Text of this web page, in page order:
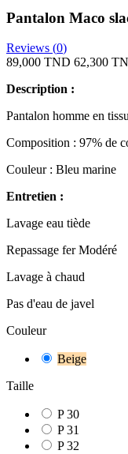
Pantalon Maco
Reviews (0)
89,000 TND 62,300
Description :
Pantalon homme en
Composition : 97% de
Couleur : Bleu marine
Entretien :
Lavage eau tiède
Repassage fer Modéré
Lavage à chaud
Pas d'eau de javel
Couleur
Beige
Taille
P 30
P 31
P 32